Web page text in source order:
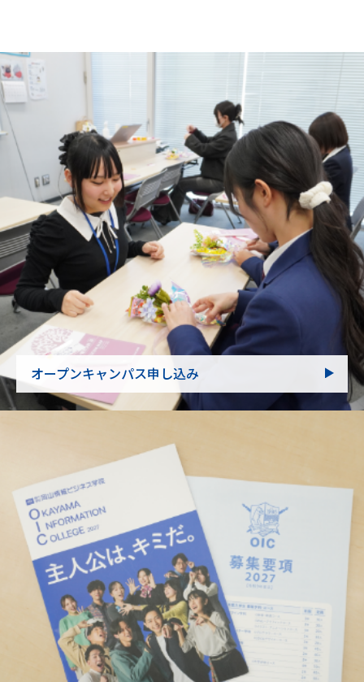
オープンキャンパス申し込み